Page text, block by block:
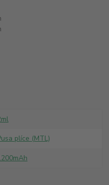
plíce (MTL)